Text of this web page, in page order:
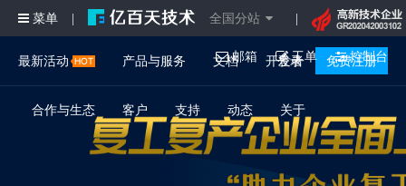
最新活动 产品与服务 文档 开发者
合作与生态 客户 支持 动态 关于
登录 免费注册
菜单 全国分站
邮箱 工单 控制台